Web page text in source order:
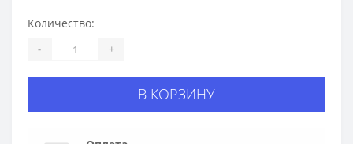
Количество:
- +
В КОРЗИНУ